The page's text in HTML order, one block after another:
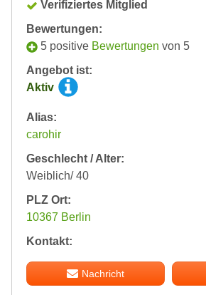
Verifiziertes Mitglied
Bewertungen:
5 positive Bewertungen von 5
Angebot ist:
Aktiv
Alias:
carohir
Geschlecht / Alter:
Weiblich/ 40
PLZ Ort:
10367 Berlin
Kontakt:
Nachricht